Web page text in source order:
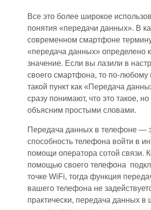
Все это более широкое
понятия «передачи данных». В
современном смартфоне
«передача данных» определено
значение. Если вы лазили в
своего смартфона, то по-любому
такой пункт как «Передача
сразу понимают, что это такое,
объясним простыми словами.
Передача данных в телефоне —
способность телефона войти в
помощи оператора сотой связи.
помощью своего телефона
точке WiFi, тогда функция
вашего телефона не
практически, передача данных в